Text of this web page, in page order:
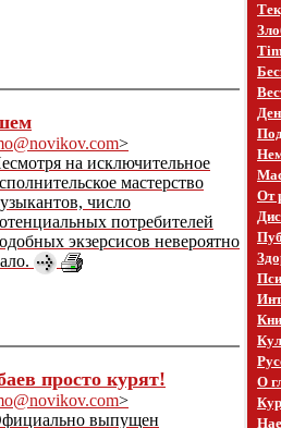
>
на исключительное
мастерство
число
потребителей
экзерсисов невероятно
просто курят!
>
выпущен
От
О